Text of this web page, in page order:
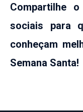
Compartilhe
sociais para
conheçam
Semana Santa!